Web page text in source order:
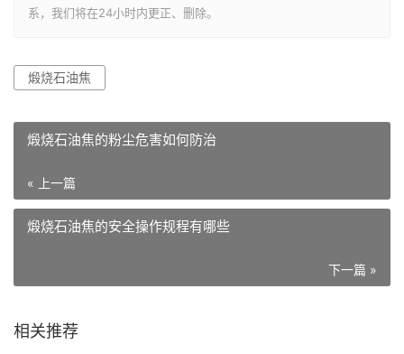
系，我们将在24小时内更正、删除。
煅烧石油焦
煅烧石油焦的粉尘危害如何防治
« 上一篇
煅烧石油焦的安全操作规程有哪些
下一篇 »
相关推荐